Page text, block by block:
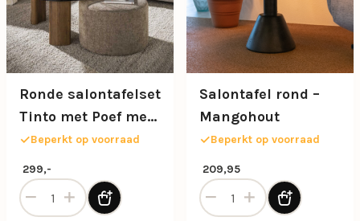
Ronde salontafelset
Tinto met Poef met
rookglas
Beperkt op voorraad
299,-
Ronde salontafelset Tinto met Poef met rookglas aantal
Salontafel rond –
Mangohout
Beperkt op voorraad
209,95
Salontafel rond -